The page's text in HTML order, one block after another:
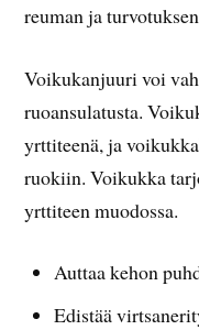
reuman ja
Voikukanjuuri voi
ruoansulatusta.
yrttiteenä, ja
ruokiin. Voikukka
yrttiteen muodossa.
Auttaa kehon
Edistää